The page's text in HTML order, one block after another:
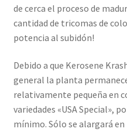
de cerca el proceso de
cantidad de tricomas de
potencia al subidón!
Debido a que Kerosene
general la planta
relativamente pequeña en
variedades «USA Special»,
mínimo. Sólo se alargará